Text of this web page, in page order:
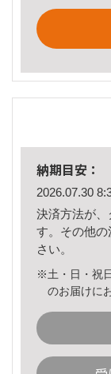
納期目安：
2026.07.30
決済方法が、
す。その他
さい。
※土・日・祝
のお届けに